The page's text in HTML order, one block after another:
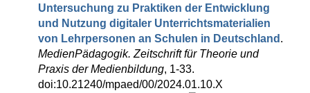
Untersuchung zu Praktiken der Entwicklung
und Nutzung digitaler Unterrichtsmaterialien
von Lehrpersonen an Schulen in Deutschland .
MedienPädagogik. Zeitschrift für Theorie und
Praxis der Medienbildung, 1-33.
doi:10.21240/mpaed/00/2024.01.10.X